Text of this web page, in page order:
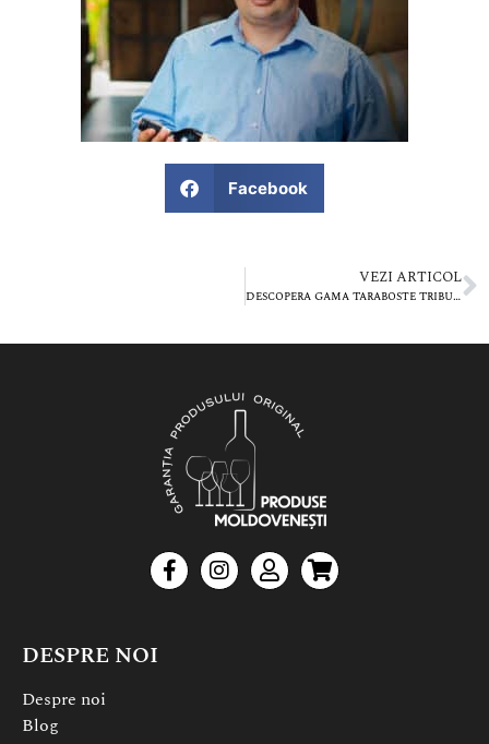
Facebook
VEZI ARTICOL
Descopera Gama Taraboste Tribut: Taraboste Tribut Cabernet Sauvignon 2016 & Tribut Taraboste Saperavi 2017
DESPRE NOI
Despre noi
Blog